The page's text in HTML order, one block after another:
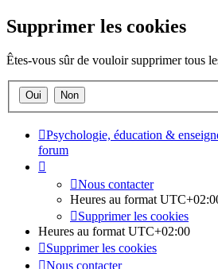
Supprimer les cookies
Êtes-vous sûr de vouloir supprimer tous
Psychologie, éducation &
forum
Nous contacter
Heures au format
Supprimer les cookies
Heures au format UTC+02:00
Supprimer les cookies
Nous contacter